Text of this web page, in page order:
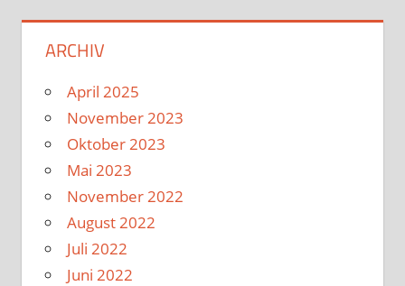
ARCHIV
April 2025
November 2023
Oktober 2023
Mai 2023
November 2022
August 2022
Juli 2022
Juni 2022